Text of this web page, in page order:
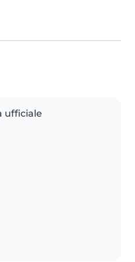
ufficiale